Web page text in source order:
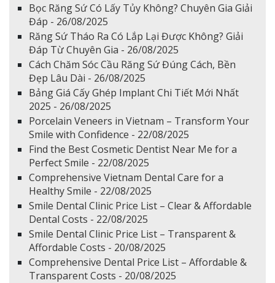
Bọc Răng Sứ Có Lấy Tủy Không? Chuyên Gia Giải
Đáp - 26/08/2025
Răng Sứ Tháo Ra Có Lắp Lại Được Không? Giải
Đáp Từ Chuyên Gia - 26/08/2025
Cách Chăm Sóc Cầu Răng Sứ Đúng Cách, Bền
Đẹp Lâu Dài - 26/08/2025
Bảng Giá Cấy Ghép Implant Chi Tiết Mới Nhất
2025 - 26/08/2025
Porcelain Veneers in Vietnam – Transform Your
Smile with Confidence - 22/08/2025
Find the Best Cosmetic Dentist Near Me for a
Perfect Smile - 22/08/2025
Comprehensive Vietnam Dental Care for a
Healthy Smile - 22/08/2025
Smile Dental Clinic Price List – Clear & Affordable
Dental Costs - 22/08/2025
Smile Dental Clinic Price List – Transparent &
Affordable Costs - 20/08/2025
Comprehensive Dental Price List – Affordable &
Transparent Costs - 20/08/2025